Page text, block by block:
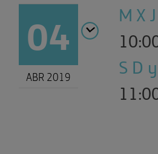
04
ABR 2019
M X
S D